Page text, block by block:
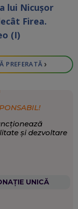
lui Nicușor
Firea.
(I)
PREFERATĂ ›
și dezvoltare
UNICĂ